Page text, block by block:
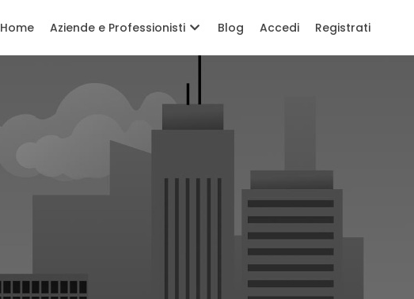
Home Aziende e Professionisti Blog Accedi Registrati